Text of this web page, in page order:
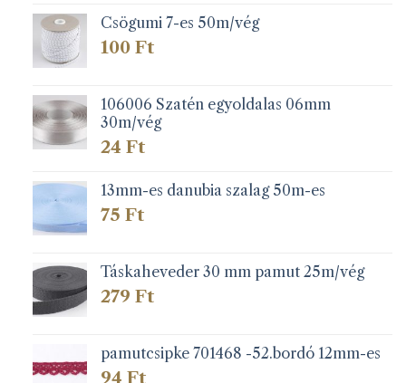
279 Ft
Csögumi 7-es 50m/vég
100 Ft
106006 Szatén egyoldalas 06mm
30m/vég
24 Ft
13mm-es danubia szalag 50m-es
75 Ft
Táskaheveder 30 mm pamut 25m/vég
279 Ft
pamutcsipke 701468 -52.bordó 12mm-es
94 Ft